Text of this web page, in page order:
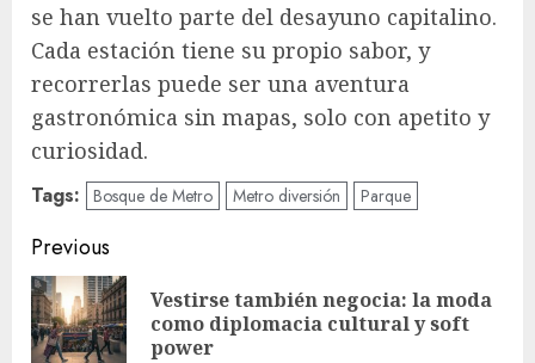
se han vuelto parte del desayuno capitalino.
Cada estación tiene su propio sabor, y
recorrerlas puede ser una aventura
gastronómica sin mapas, solo con apetito y
curiosidad.
Tags: Bosque de Metro Metro diversión Parque
Post
navigation
Previous
Vestirse también negocia: la moda
como diplomacia cultural y soft
power